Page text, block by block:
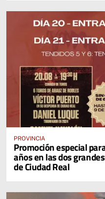
PROVINCIA
Promoción especial
años en las dos
de Ciudad Real